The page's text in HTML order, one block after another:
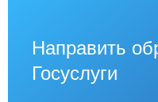
Направить
Госуслуги